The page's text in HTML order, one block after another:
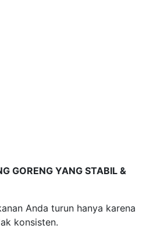
GORENG YANG STABIL &
Anda turun hanya karena
konsisten.